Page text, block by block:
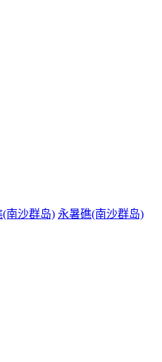
(南沙群岛) 永暑礁(南沙群岛)